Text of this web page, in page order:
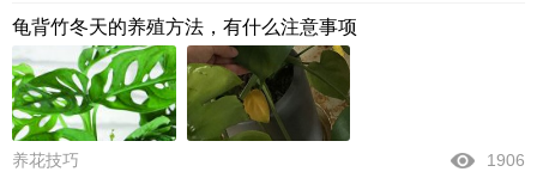
龟背竹冬天的养殖方法，有什么注意事项
养花技巧 1906